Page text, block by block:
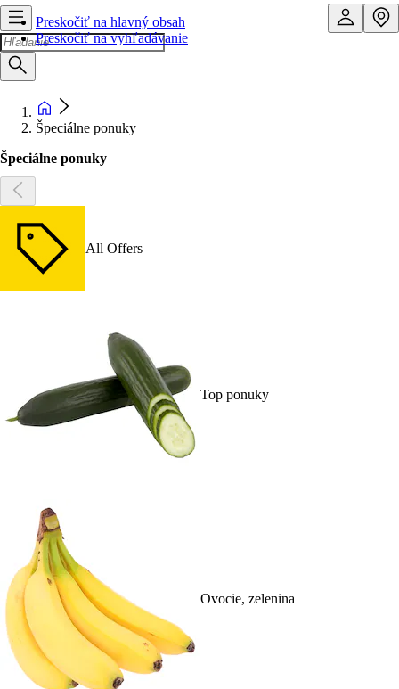
Preskočiť na hlavný obsah
Preskočiť na vyhľadávanie
Špeciálne ponuky
Špeciálne ponuky
All Offers
Top ponuky
Ovocie, zelenina